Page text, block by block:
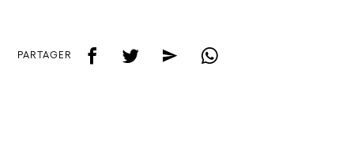
PARTAGER f t e w